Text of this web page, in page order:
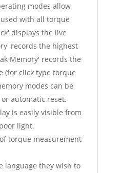
modes allow
with all torque
displays the live
records the highest
Memory' records the
(for click type torque
modes can be
automatic reset.
is easily visible from
light.
torque measurement
language they wish to